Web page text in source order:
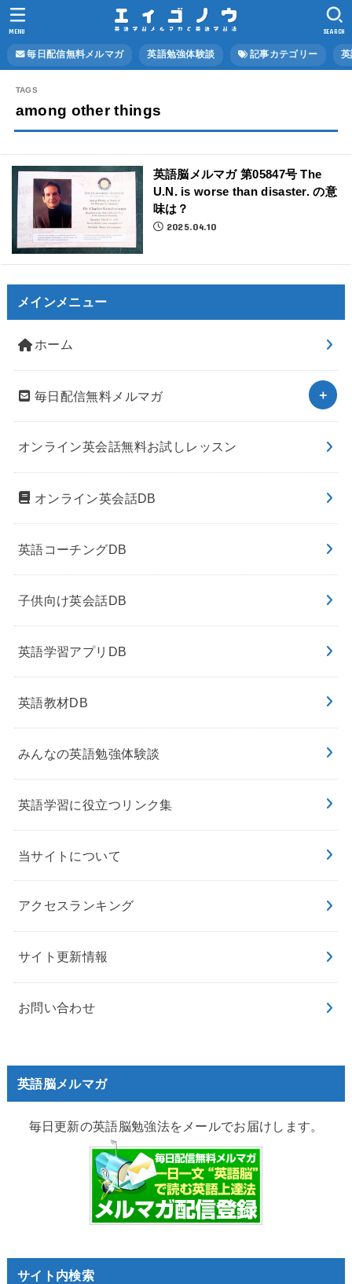
毎日配信無料メルマガ 英語勉強体験談 記事カテゴリー
SEARCH
MENU
among other things
英語脳メルマガ 第05847号 The
U.N. is worse than disaster. の意
味は？
2025.04.10
メインメニュー
ホーム
毎日配信無料メルマガ
オンライン英会話無料お試しレッスン
オンライン英会話DB
英語コーチングDB
子供向け英会話DB
英語学習アプリDB
英語教材DB
みんなの英語勉強体験談
英語学習に役立つリンク集
当サイトについて
アクセスランキング
サイト更新情報
お問い合わせ
英語脳メルマガ
毎日更新の英語脳勉強法をメールでお届けします。
サイト内検索